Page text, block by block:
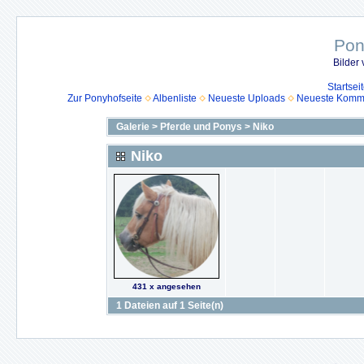
Bilder
Zur Ponyhofseite
Albenliste Neueste Uploads Neueste
Galerie > Pferde und Ponys > Niko
Niko
431 x angesehen
1 Dateien auf 1 Seite(n)